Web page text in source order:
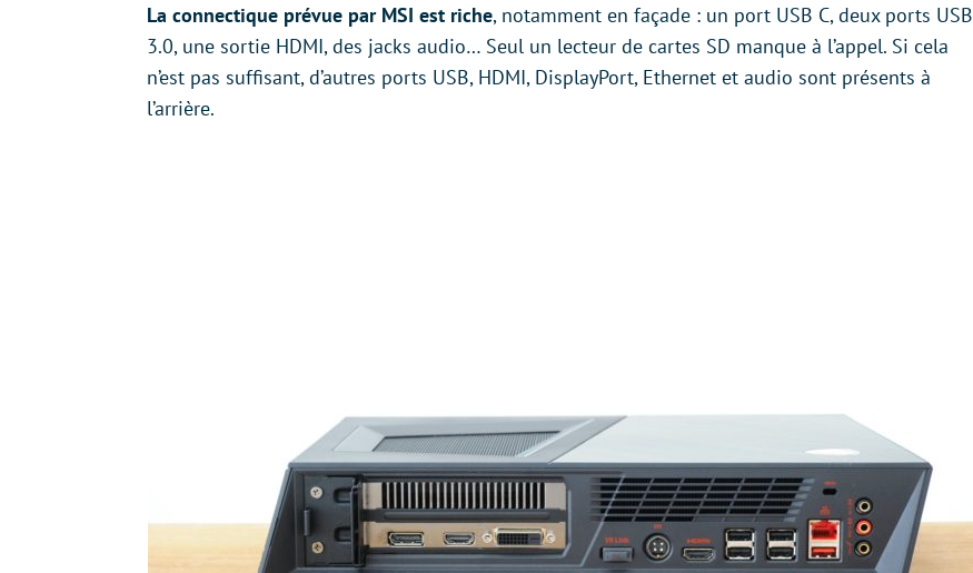
La connectique prévue par MSI est riche, notamment en façade : un port USB C, deux ports USB
3.0, une sortie HDMI, des jacks audio… Seul un lecteur de cartes SD manque à l’appel. Si cela
n’est pas suffisant, d’autres ports USB, HDMI, DisplayPort, Ethernet et audio sont présents à
l’arrière.